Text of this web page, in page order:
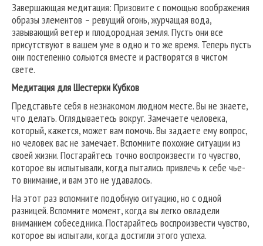
Завершающая медитация: Призовите с помощью воображения
образы элементов – ревущий огонь, журчащая вода,
завывающий ветер и плодородная земля. Пусть они все
присутствуют в вашем уме в одно и то же время. Теперь пусть
они постепенно сольются вместе и растворятся в чистом
свете.
Медитация для Шестерки Кубков
Представьте себя в незнакомом людном месте. Вы не знаете,
что делать. Оглядываетесь вокруг. Замечаете человека,
который, кажется, может вам помочь. Вы задаете ему вопрос,
но человек вас не замечает. Вспомните похожие ситуации из
своей жизни. Постарайтесь точно воспроизвести то чувство,
которое вы испытывали, когда пытались привлечь к себе чье-
то внимание, и вам это не удавалось.
На этот раз вспомните подобную ситуацию, но с одной
разницей. Вспомните момент, когда вы легко овладели
вниманием собеседника. Постарайтесь воспроизвести чувство,
которое вы испытали, когда достигли этого успеха.